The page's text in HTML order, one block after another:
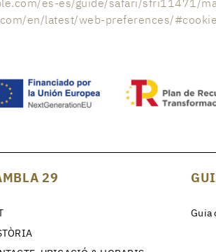
es-es/guide/safari/sfri11471/
en/latest/web-preferences/
29
Guia